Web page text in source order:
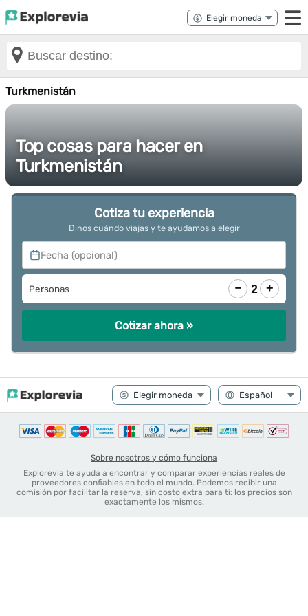
Turkmenistán
Top cosas para hacer en
Turkmenistán
Cotiza tu experiencia
Dinos cuándo viajas y te ayudamos a elegir
Fecha (opcional)
Personas − 2 +
Cotizar ahora »
Sobre nosotros y cómo funciona
Explorevia te ayuda a encontrar y comparar experiencias reales de
proveedores confiables en todo el mundo. Podemos recibir una
comisión por facilitar la reserva, sin costo extra para ti: los precios son
exactamente los mismos.